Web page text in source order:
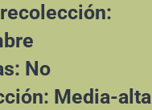
No
Media-alta